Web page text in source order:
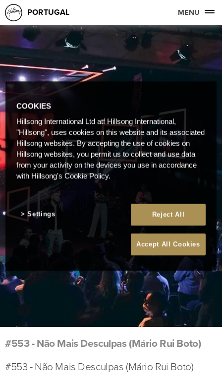
PORTUGAL MENU
#553 - Não Mais Desculpas (Mário Rui Boto)
#553 - Não Mais Desculpas (Mário Rui Boto)
COOKIES
Hillsong International Ltd atf Hillsong International,
"Hillsong", uses cookies on this website and its associated
Hillsong websites. By accepting the use of cookies on
Hillsong websites, you permit us to collect and use data
from your activity on the devices you use in accordance
with Hillsong's Cookie Policy.
Reject All
Accept All Cookies
Settings